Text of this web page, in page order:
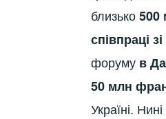
близько500
співпраці
форуму в
50 млн
Україні.